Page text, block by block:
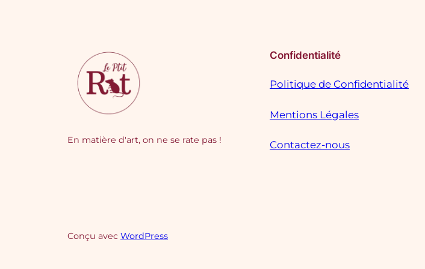
En matière d'art, on ne se rate pas !
Confidentialité
Politique de Confidentialité
Mentions Légales
Contactez-nous
Conçu avec WordPress